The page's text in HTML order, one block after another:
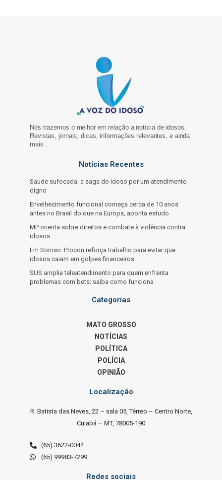
Nós trazemos o melhor em relação a notícia de idosos.
Revistas, jornais, dicas, informações relevantes, e ainda
mais…
Notícias Recentes
Saúde sufocada: a saga do idoso por um atendimento
digno
Envelhecimento funcional começa cerca de 10 anos
antes no Brasil do que na Europa, aponta estudo
MP orienta sobre direitos e combate à violência contra
idosos
Em Sorriso: Procon reforça trabalho para evitar que
idosos caiam em golpes financeiros
SUS amplia teleatendimento para quem enfrenta
problemas com bets; saiba como funciona
Categorias
MATO GROSSO
NOTÍCIAS
POLÍTICA
POLÍCIA
OPINIÃO
Localização
R. Batista das Neves, 22 – sala 05, Térreo – Centro Norte,
Cuiabá – MT, 78005-190
(65) 3622-0044
(65) 99983-7299
Redes sociais